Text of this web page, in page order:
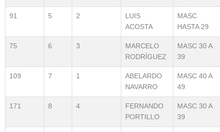
91 5 2
LUIS
ACOSTA
MASC
HASTA 29
75 6 3
MARCELO
RODRÍGUEZ
MASC 30 A
39
109 7 1
ABELARDO
NAVARRO
MASC 40 A
49
171 8 4
FERNANDO
PORTILLO
MASC 30 A
39